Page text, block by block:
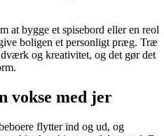
at bygge et spisebord eller en reol
boligen et personligt præg. Træ
og kreativitet, og det gør det
vokse med jer
flytter ind og ud, og